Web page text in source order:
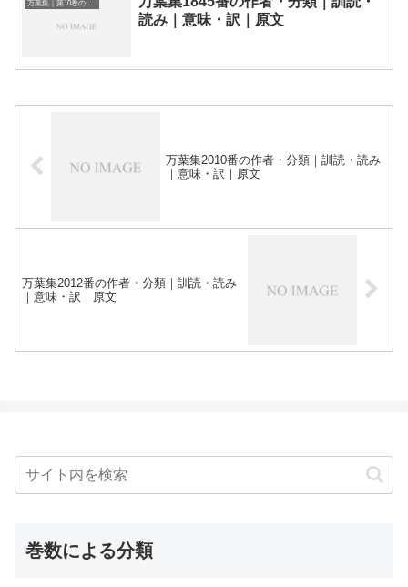
万葉集｜第10巻の和歌一覧
読み｜意味・訳｜原文
万葉集2010番の作者・分類｜訓読・読み
｜意味・訳｜原文
万葉集2012番の作者・分類｜訓読・読み
｜意味・訳｜原文
巻数による分類